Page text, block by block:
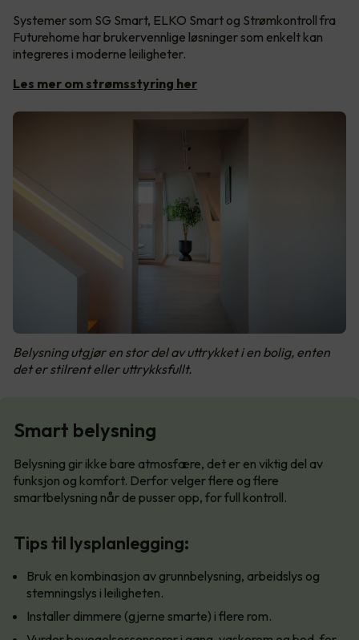
Systemer som SG Smart, ELKO Smart og Strømkontroll fra
Futurehome har brukervennlige løsninger som enkelt kan
integreres i moderne leiligheter.
Les mer om strømsstyring her
Belysning utgjør en stor del av uttrykket i en bolig, enten
det er stilrent eller uttrykksfullt.
Smart belysning
Belysning gir ikke bare atmosfære, det er en viktig del av
funksjon og komfort. Derfor velger flere og flere
smartbelysning når de pusser opp, for full kontroll.
Tips til lysplanlegging:
Bruk en kombinasjon av grunnbelysning, arbeidslys og
stemningslys i leiligheten.
Installer dimmere (gjerne smarte) i flere rom.